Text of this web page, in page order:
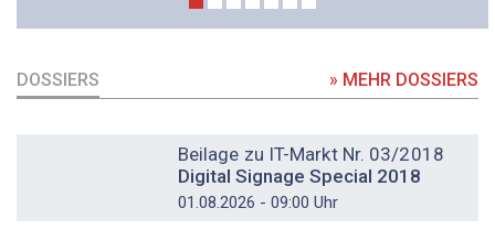
DOSSIERS » MEHR DOSSIERS
Beilage zu IT-Markt Nr. 03/2018
Digital Signage Special 2018
01.08.2026 - 09:00 Uhr